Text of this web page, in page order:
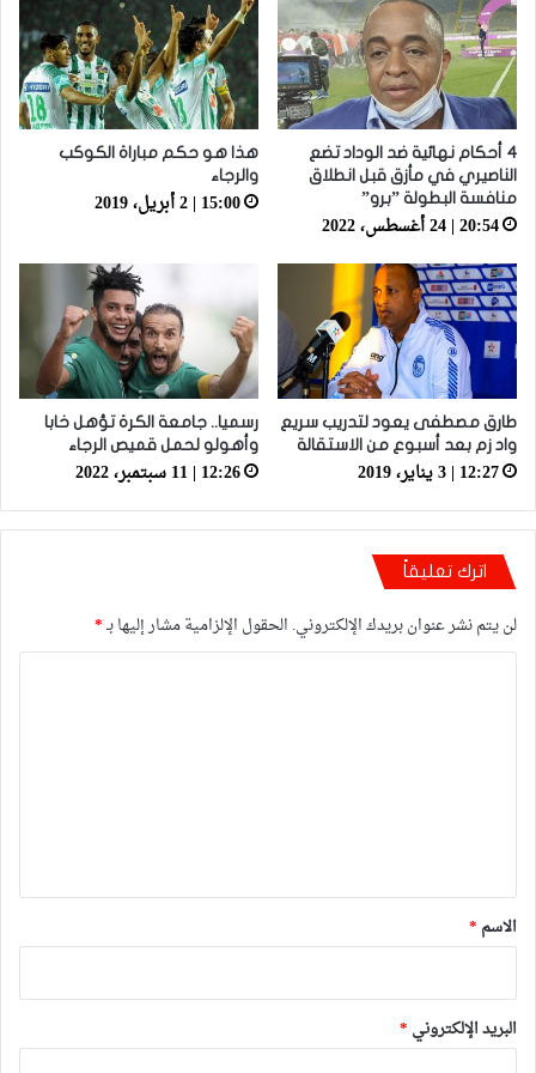
4 أحكام نهائية ضد الوداد تضع
الناصيري في مأزق قبل انطلاق
منافسة البطولة ”برو”
20:54 | 24 أغسطس، 2022
هذا هو حكم مباراة الكوكب
والرجاء
15:00 | 2 أبريل، 2019
طارق مصطفى يعود لتدريب سريع
واد زم بعد أسبوع من الاستقالة
12:27 | 3 يناير، 2019
رسميا.. جامعة الكرة تؤهل خابا
وأهولو لحمل قميص الرجاء
12:26 | 11 سبتمبر، 2022
اترك تعليقاً
لن يتم نشر عنوان بريدك الإلكتروني. الحقول الإلزامية مشار إليها بـ*
*
الاسم *
البريد الإلكتروني *